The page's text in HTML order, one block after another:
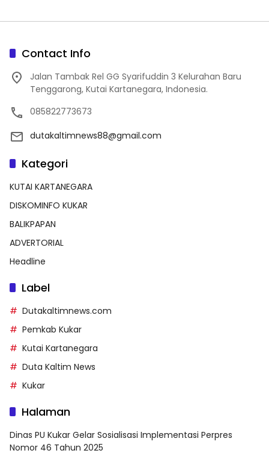
Contact Info
Jalan Tambak Rel GG Syarifuddin 3 Kelurahan Baru
Tenggarong, Kutai Kartanegara, Indonesia.
085822773673
dutakaltimnews88@gmail.com
Kategori
KUTAI KARTANEGARA
DISKOMINFO KUKAR
BALIKPAPAN
ADVERTORIAL
Headline
Label
Dutakaltimnews.com
Pemkab Kukar
Kutai Kartanegara
Duta Kaltim News
Kukar
Halaman
Dinas PU Kukar Gelar Sosialisasi Implementasi Perpres
Nomor 46 Tahun 2025